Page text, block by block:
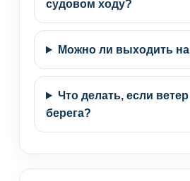
судовом ходу?
Можно ли выходить
Что делать, если
берега?